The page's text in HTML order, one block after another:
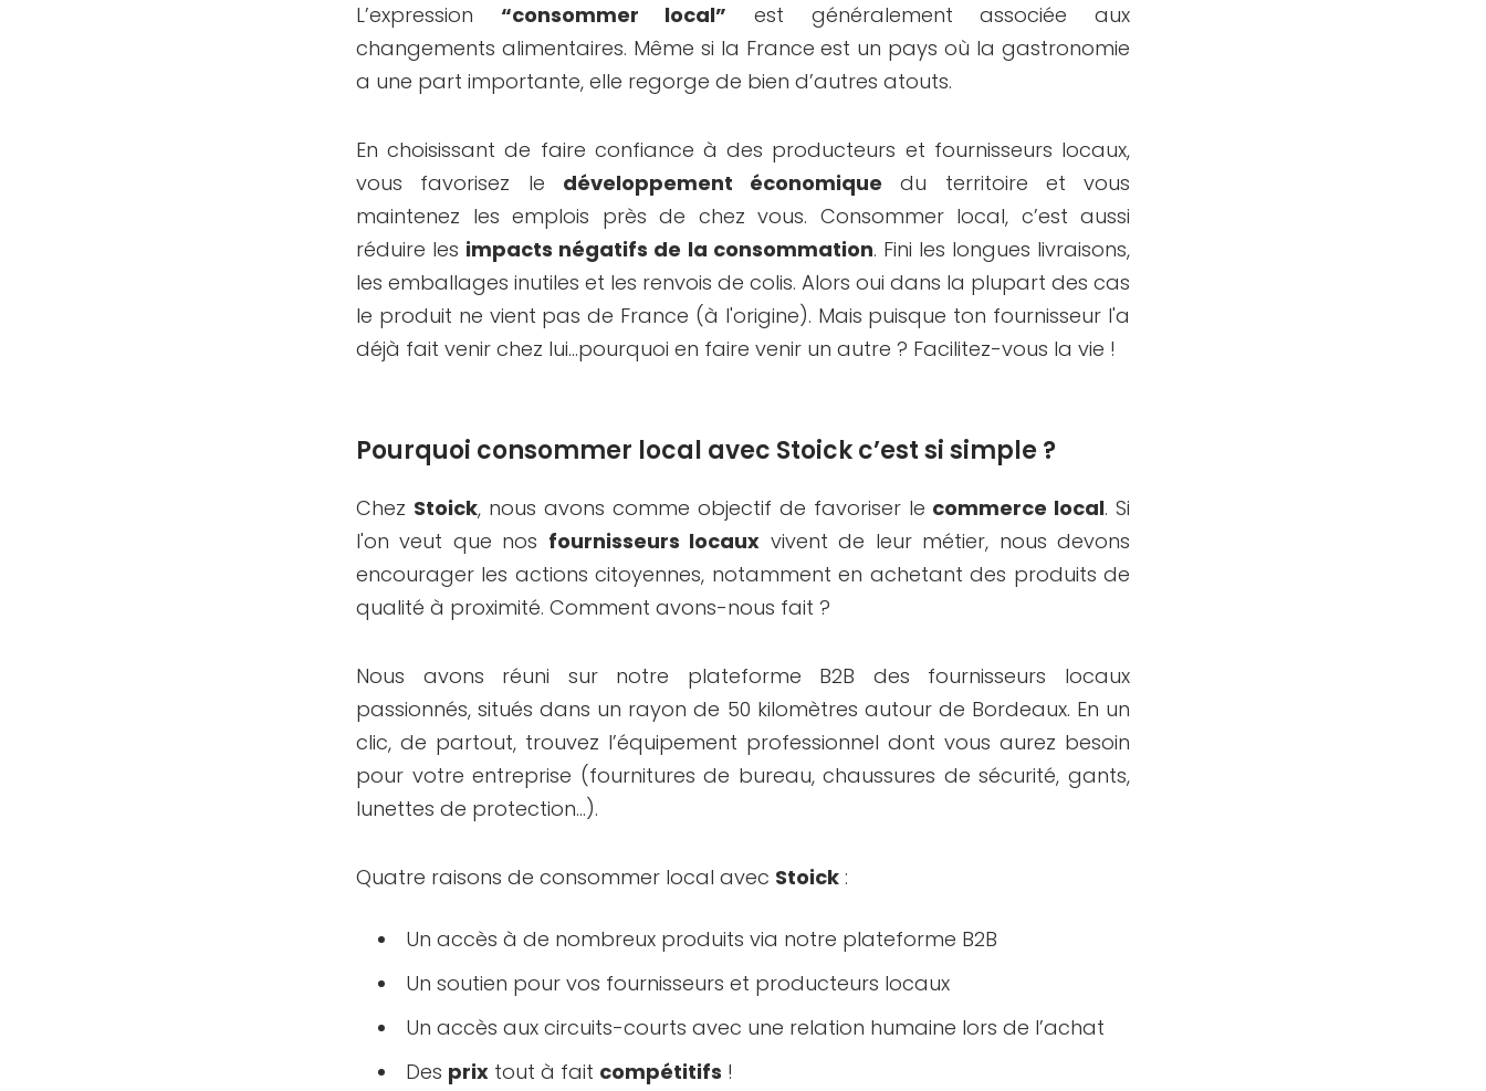
L’expression “consommer local” est généralement associée aux
changements alimentaires. Même si la France est un pays où la gastronomie
a une part importante, elle regorge de bien d’autres atouts.
En choisissant de faire confiance à des producteurs et fournisseurs locaux,
vous favorisez le développement économique du territoire et vous
maintenez les emplois près de chez vous. Consommer local, c’est aussi
réduire les impacts négatifs de la consommation. Fini les longues livraisons,
les emballages inutiles et les renvois de colis. Alors oui dans la plupart des cas
le produit ne vient pas de France (à l'origine). Mais puisque ton fournisseur l'a
déjà fait venir chez lui...pourquoi en faire venir un autre ? Facilitez-vous la vie !
Pourquoi consommer local avec Stoick c’est si simple ?
Chez Stoick, nous avons comme objectif de favoriser le commerce local. Si
l'on veut que nos fournisseurs locaux vivent de leur métier, nous devons
encourager les actions citoyennes, notamment en achetant des produits de
qualité à proximité. Comment avons-nous fait ?
Nous avons réuni sur notre plateforme B2B des fournisseurs locaux
passionnés, situés dans un rayon de 50 kilomètres autour de Bordeaux. En un
clic, de partout, trouvez l’équipement professionnel dont vous aurez besoin
pour votre entreprise (fournitures de bureau, chaussures de sécurité, gants,
lunettes de protection…).
Quatre raisons de consommer local avec Stoick :
Un accès à de nombreux produits via notre plateforme B2B
Un soutien pour vos fournisseurs et producteurs locaux
Un accès aux circuits-courts avec une relation humaine lors de l’achat
Des prix tout à fait compétitifs !